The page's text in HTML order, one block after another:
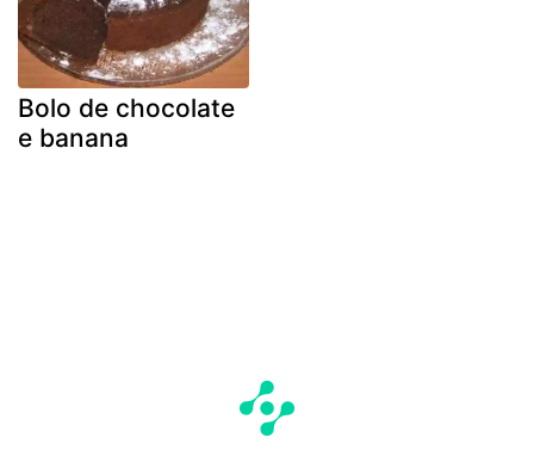
Bolo de chocolate
e banana